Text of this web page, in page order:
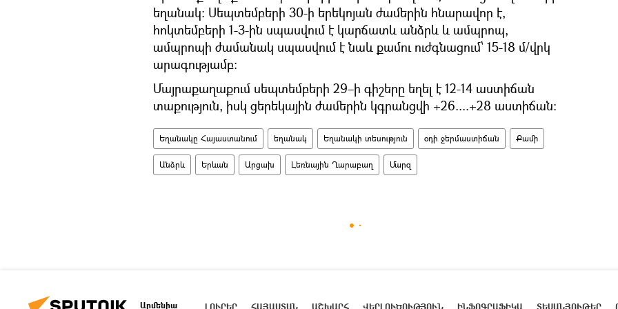
եղանակ: Սեպտեմբերի 30-ի երեկոյան ժամերին հնարավոր է,
հոկտեմբերի 1-3-ին սպասվում է կարճատև անձրև և ամպրոպ,
ամպրոպի ժամանակ սպասվում է նաև քամու ուժգնացում՝ 15-18 մ/վրկ
արագությամբ։
Մայրաքաղաքում սեպտեմբերի 29–ի գիշերը եղել է 12-14 աստիճան
տաքություն, իսկ ցերեկային ժամերին կգրանցվի +26....+28 աստիճան։
Եղանակը Հայաստանում եղանակ Եղանակի տեսություն օդի ջերմաստիճան Քամի
Անձրև Երևան Արցախ Լեռնային Ղարաբաղ Մարզ
Արմենիա